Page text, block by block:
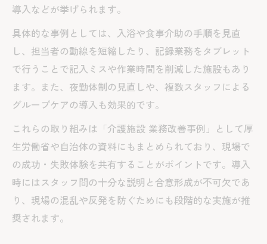
導入などが挙げられます。
具体的な事例としては、入浴や食事介助の手順を見直
し、担当者の動線を短縮したり、記録業務をタブレット
で行うことで記入ミスや作業時間を削減した施設もあり
ます。また、夜勤体制の見直しや、複数スタッフによる
グループケアの導入も効果的です。
これらの取り組みは「介護施設 業務改善事例」として厚
生労働省や自治体の資料にもまとめられており、現場で
の成功・失敗体験を共有することがポイントです。導入
時にはスタッフ間の十分な説明と合意形成が不可欠であ
り、現場の混乱や反発を防ぐためにも段階的な実施が推
奨されます。